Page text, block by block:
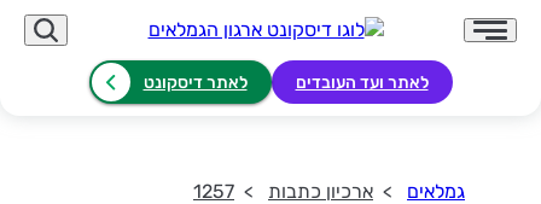
לאתר ועד העובדים לאתר דיסקונט
גמלאים ארכיון כתבות 1257